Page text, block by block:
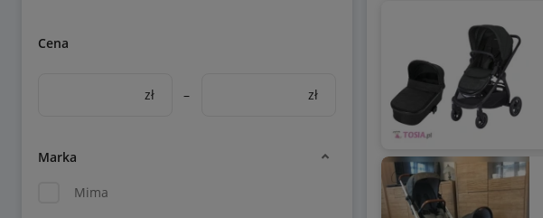
Cena
zł – zł
Marka
Mima